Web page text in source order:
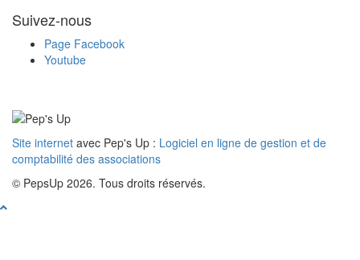
Suivez-nous
Page Facebook
Youtube
Site internet avec Pep's Up : Logiciel en ligne de gestion et de
comptabilité des associations
© PepsUp 2026. Tous droits réservés.